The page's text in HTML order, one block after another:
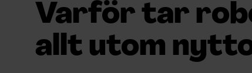
PRENUMERERA PÅ F&F
ANNONSERA I F&F
Varför tar
allt utom